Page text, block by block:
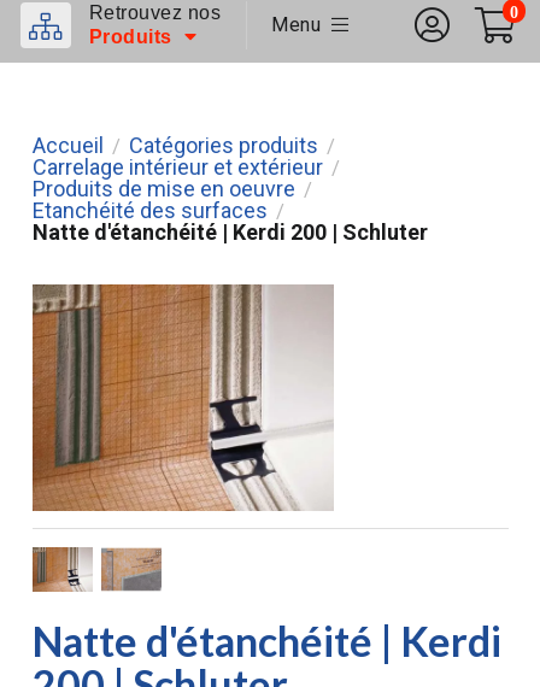
Retrouvez nos
Produits
Menu
0
Accueil / Catégories produits /
Carrelage intérieur et extérieur /
Produits de mise en oeuvre /
Etanchéité des surfaces /
Natte d'étanchéité | Kerdi 200 | Schluter
Natte d'étanchéité | Kerdi